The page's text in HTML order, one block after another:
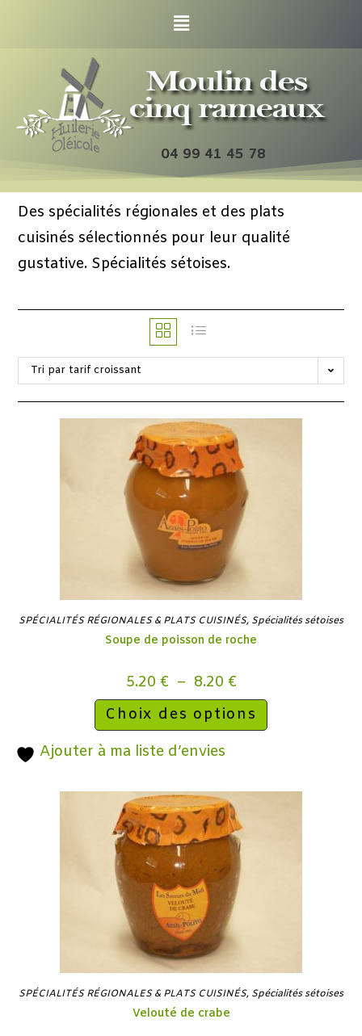
04 99 41 45 78
Des spécialités régionales et des plats
cuisinés sélectionnés pour leur qualité
gustative. Spécialités sétoises.
Tri par tarif croissant
SPÉCIALITÉS RÉGIONALES & PLATS CUISINÉS, Spécialités sétoises
Soupe de poisson de roche
5.20 € – 8.20 €
Choix des options
Ajouter à ma liste d’envies
SPÉCIALITÉS RÉGIONALES & PLATS CUISINÉS, Spécialités sétoises
Velouté de crabe